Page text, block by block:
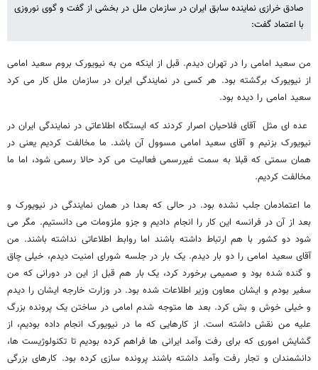
صادق خرازی نماینده سابق ایران در سازمان ملل در بخشی از گفت و گوی نوروزی
با اعتماد گفت:
من سعید امامی را در تهران دیدم. قبل از اینکه من به نیویورک بروم سعید امامی
از نیویورک برگشته بود. هر کسی در نمایندگی ایران در سازمان ملل کار می کرد
سعید امامی را دیده بود.
عده ای مثل آقای فلاحیان اصرار کردند که ایستگاه اطلاعاتی در نمایندگی ایران در
نیویورک بزنیم و آقای سعید امامی مسوول آن باشد. ما مخالفت کردیم یعنی در
همان سمتی که قبلا به سمت غیررسمی فعالیت می کرد حالا رسمی شود، اما ما
مخالفت کردیم.
ما اعتمادمان جلب نشده بود. در حالی که بعدا در همان نمایندگی در نیویورک و
بعد از آن در فرانسه این کار را انجام دادیم و جزو ملزومات می دانستیم. مگر می
شود دو کشور با هم ارتباط داشته باشند اما روابط اطلاعاتی نداشته باشند. من
آقای سعید امامی را دو بار دیدم. یک بار در جلسه شورای امنیت دیدم، خیلی چاق
و گنده شده بود و صمیمی برخورد کرد، یک بار هم قبل از این در دورانی که من
سفیر بودم و ایشان معاون وزیر اطلاعات شده بود. در وزارت خارجه ایشان را دیدم
و خیلی خوش و بش کرد. بعد ها متوجه شدم امامی در ساختن یک پرونده بزرگ
علیه من نقش داشته است. از کارهایی که ما در نیویورک انجام داده بودیم، از
گشایش اموری که برای رفت وآمد ایرانی ها فراهم کرده بودیم تا تکنولوژیست ها،
دانشمندان و تجار رفت وآمد داشته باشند پرونده سازی کرده بود. کارهای بزرگی